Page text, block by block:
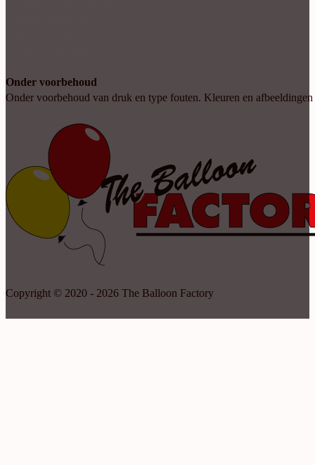
Onder voorbehoud
Onder voorbehoud van druk en type fouten. Kleuren en
Copyright © 2020 - 2026 The Balloon Factory